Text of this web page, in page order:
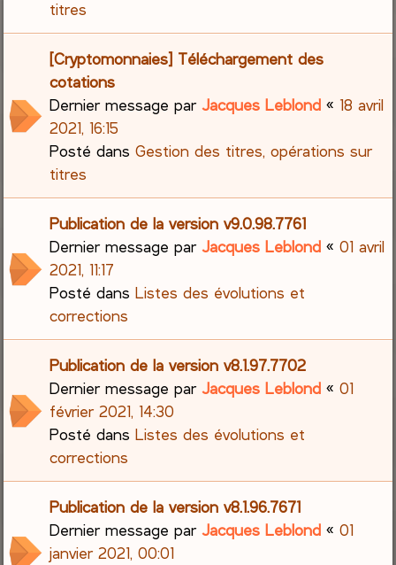
titres
[Cryptomonnaies] Téléchargement des
cotations
Dernier message parJacques Leblond « 18 avril
2021, 16:15
Posté dansGestion des titres, opérations sur
titres
Publication de la version v9.0.98.7761
Dernier message parJacques Leblond «01 avril
2021, 11:17
Posté dansListes des évolutions et
corrections
Publication de la version v8.1.97.7702
Dernier message parJacques Leblond «01
février 2021, 14:30
Posté dansListes des évolutions et
corrections
Publication de la version v8.1.96.7671
Dernier message parJacques Leblond «01
janvier 2021, 00:01